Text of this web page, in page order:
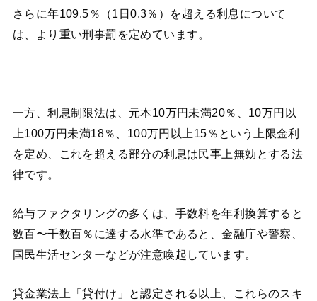
さらに年109.5％（1日0.3％）を超える利息について
は、より重い刑事罰を定めています。
一方、利息制限法は、元本10万円未満20％、10万円以
上100万円未満18％、100万円以上15％という上限金利
を定め、これを超える部分の利息は民事上無効とする法
律です。
給与ファクタリングの多くは、手数料を年利換算すると
数百〜千数百％に達する水準であると、金融庁や警察、
国民生活センターなどが注意喚起しています。
貸金業法上「貸付け」と認定される以上、これらのスキ